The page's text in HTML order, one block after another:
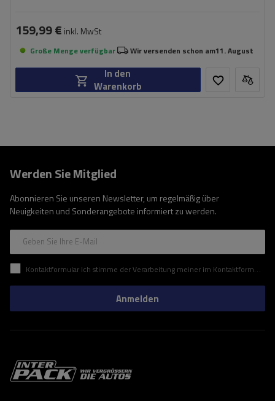
159,99 € inkl. MwSt
Große Menge verfügbar Wir versenden schon am11. August
In den
Warenkorb
Werden Sie Mitglied
Abonnieren Sie unseren Newsletter, um regelmäßig über
Neuigkeiten und Sonderangebote informiert zu werden.
Geben Sie Ihre E-Mail
Kontaktformular Ich stimme der Verarbeitung meiner im Kontaktformular enthaltenen personenbezogenen Daten gemäß der Verordnung (EU) des Europäischen Parlaments und des Rates zu.
Anmelden